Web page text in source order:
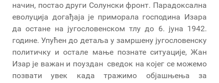
начин, постао други Солунски фронт. Парадоксална
еволуција догађаја је приморала господина Изара
да остане на југословенском тлу до 6. јуна 1942.
године. Упућен до детаља у замршену југословенску
политичку и остале мање познате ситуације, Жан
Изар је важан и поуздан сведок на којег се можемо
позвати увек када тражимо објашњења за